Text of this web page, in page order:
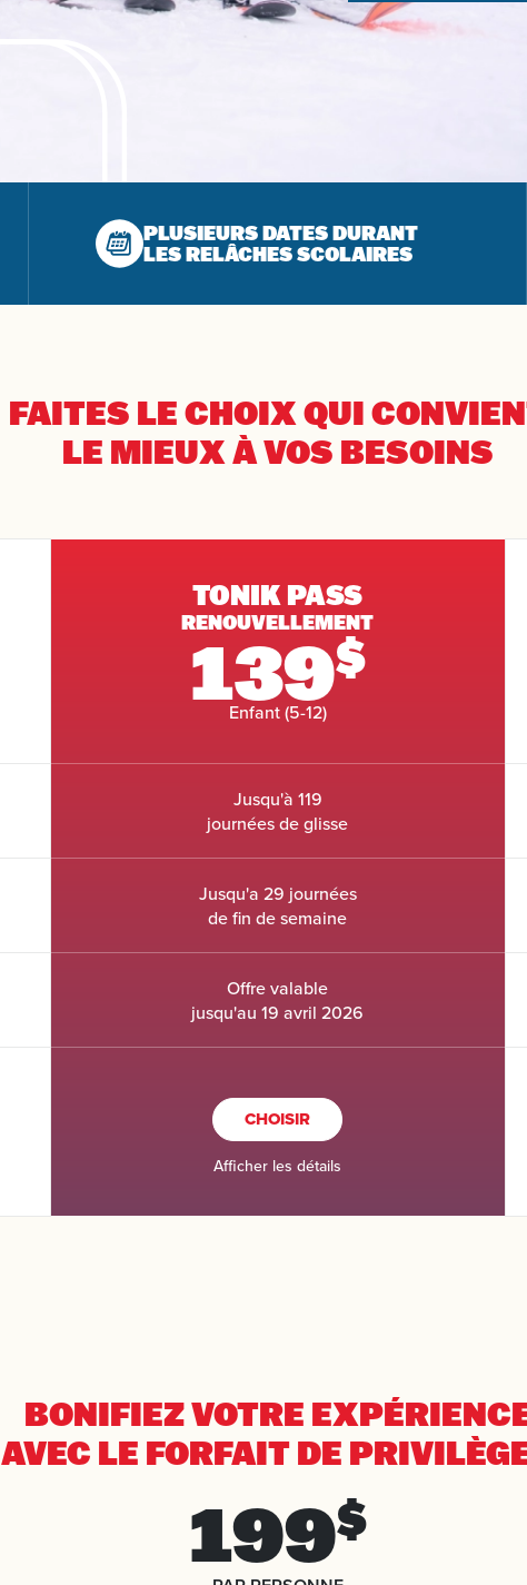
PLUSIEURS DATES DURANT
LES RELÂCHES SCOLAIRES
FAITES LE CHOIX QUI
LE MIEUX À VOS BESOINS
TONIK PASS
RENOUVELLEMENT
139$
Enfant (5-12)
Jusqu'à 119
journées de glisse
Jusqu'a 29 journées
de fin de semaine
Offre valable
jusqu'au 19 avril 2026
CHOISIR
Afficher les détails
BONIFIEZ VOTRE
AVEC LE FORFAIT DE
199$